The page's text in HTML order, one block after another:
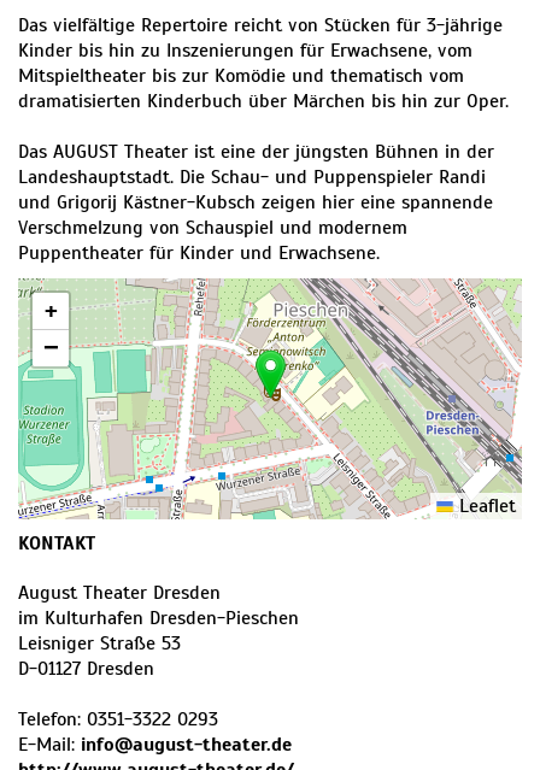
Das vielfältige Repertoire reicht von Stücken für 3-jährige
Kinder bis hin zu Inszenierungen für Erwachsene, vom
Mitspieltheater bis zur Komödie und thematisch vom
dramatisierten Kinderbuch über Märchen bis hin zur Oper.
Das AUGUST Theater ist eine der jüngsten Bühnen in der
Landeshauptstadt. Die Schau- und Puppenspieler Randi
und Grigorij Kästner-Kubsch zeigen hier eine spannende
Verschmelzung von Schauspiel und modernem
Puppentheater für Kinder und Erwachsene.
+
−
Leaflet
KONTAKT
August Theater Dresden
im Kulturhafen Dresden-Pieschen
Leisniger Straße 53
D-01127 Dresden
Telefon: 0351-3322 0293
E-Mail: info@august-theater.de